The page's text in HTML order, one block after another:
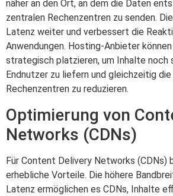
näher an den Ort, an dem die Daten
zentralen Rechenzentren zu senden.
Latenz weiter und verbessert die
Anwendungen. Hosting-Anbieter
strategisch platzieren, um Inhalte noch
Endnutzer zu liefern und gleichzeitig
Rechenzentren zu reduzieren.
Optimierung von
Networks (CDNs)
Für Content Delivery Networks (CDNs)
erhebliche Vorteile. Die höhere
Latenz ermöglichen es CDNs, Inhalte